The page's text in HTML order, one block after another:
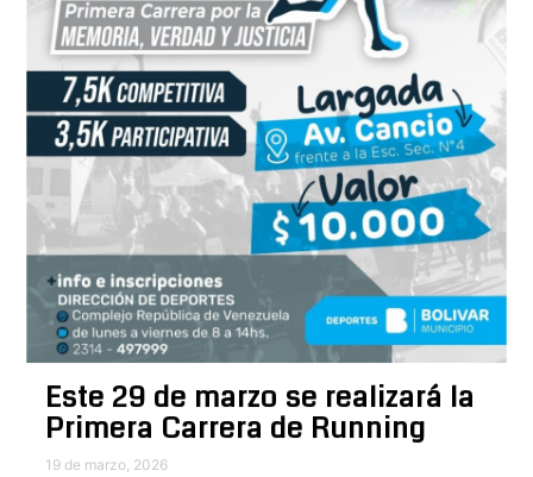
Este 29 de marzo se realizará la
Primera Carrera de Running
19 de marzo, 2026